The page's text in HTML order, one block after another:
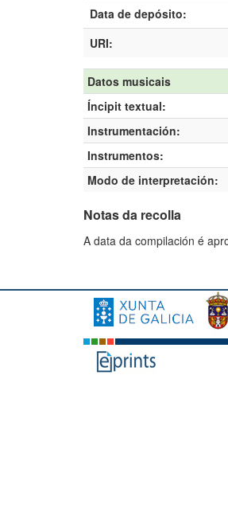
Data de depósito:
URI:
Datos musicais
Íncipit textual:
Instrumentación:
Instrumentos:
Modo de interpretación:
Notas da recolla
A data da compilación é